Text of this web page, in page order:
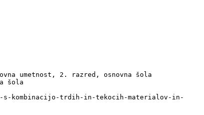
umetnost, 2. razred, osnovna šola
šola
kombinacijo-trdih-in-tekocih-materialov-in-